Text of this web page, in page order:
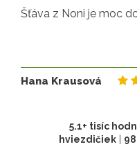
Šťáva z Noni je moc
Hana Krausová
5.1+ tisíc
hviezdičiek|